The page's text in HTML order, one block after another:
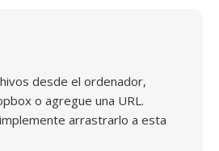
desde el ordenador,
o agregue una URL.
arrastrarlo a esta